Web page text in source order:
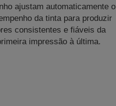
ajustam automaticamente o
da tinta para produzir
consistentes e fiáveis da
impressão à última.